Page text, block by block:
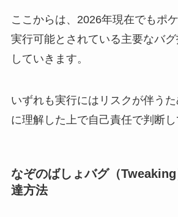
ここからは、2026年現在でもポ
実行可能とされている主要なバ
していきます。
いずれも実行にはリスクが伴う
に理解した上で自己責任で判断し
なぞのばしょバグ（
達方法